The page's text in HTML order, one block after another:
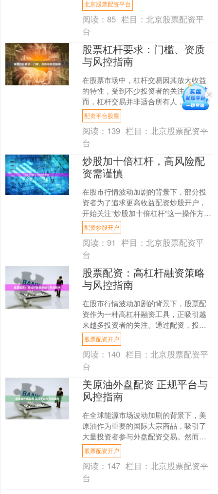
齐，如何选择正规安全的渠道....
北京股票配资平台
阅读：85 栏目：北京股票配资平
台
股票杠杆要求：门槛、资质
与风控指南
在股票市场中，杠杆交易因其放大收益
的特性，受到不少投资者的关注。然
而，杠杆交易并非适合所有人，其背后
有着严格的门槛、资质要求及风控机
制。本文将为您详细解读股票杠....
配资平台股票
阅读： 139 栏目：北京股票配资平
台
炒股加十倍杠杆，高风险配
资需谨慎
在股市行情波动加剧的背景下，部分投
资者为了追求更高收益配资炒股开户，
开始关注“炒股加十倍杠杆”这一操作方
式。所谓十倍杠杆，即投资者只需投入
10%的本金，其余90....
配资炒股开户
阅读：91 栏目：北京股票配资平
台
股票配资：高杠杆融资策略
与风控指南
在股市行情波动加剧的背景下，股票配
资作为一种高杠杆融资工具，正吸引越
来越多投资者的关注。通过配资，投资
者可以用少量本金撬动数倍资金进行交
易，放大收益空间。然而，....
股票配资开户
阅读： 140 栏目：北京股票配资平
台
美原油外盘配资 正规平台与
风控指南
在全球能源市场波动加剧的背景下，美
原油作为重要的国际大宗商品，吸引了
大量投资者参与外盘配资交易。然而，
市场繁荣背后也暗藏风险，如何选择正
规平台并建立有效的风控体....
股票配资开户
阅读： 147 栏目：北京股票配资平
台